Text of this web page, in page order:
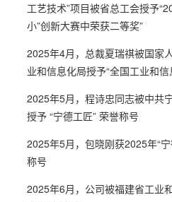
工艺技术”项目被省总工会授予
小”创新大赛中荣获二等奖”
2025年4月，总裁夏瑞祺被国家
业和信息化局授予“全国工业和
2025年5月，程诗忠同志被中共
授予 “宁德工匠” 荣誉称号
2025年5月，包晓刚获2025年“
称号
2025年6月，公司被福建省工业
建省总工会认定为“福建省模范职
2021年3月 三祥质检部被福建
2021年3月 公司年产2000吨纳
2021年4月 三祥青年突击队获得
2021年4月 卢祖榕、陈美育被
2021年5月 公司被福建省红十
2021年6月 副总经理林少云被
2018年1月 副总工程师包晓刚
2018年2月 公司被寿宁县委、
2018年3月 董事长兼总经理夏
2018年4月 三祥新材青年突击
2018年6月 公司荣获“福建省
2018年8月 常务副总经理、工